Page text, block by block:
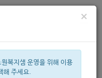
×
복지샘 운영을 위해 이용
해 주세요.